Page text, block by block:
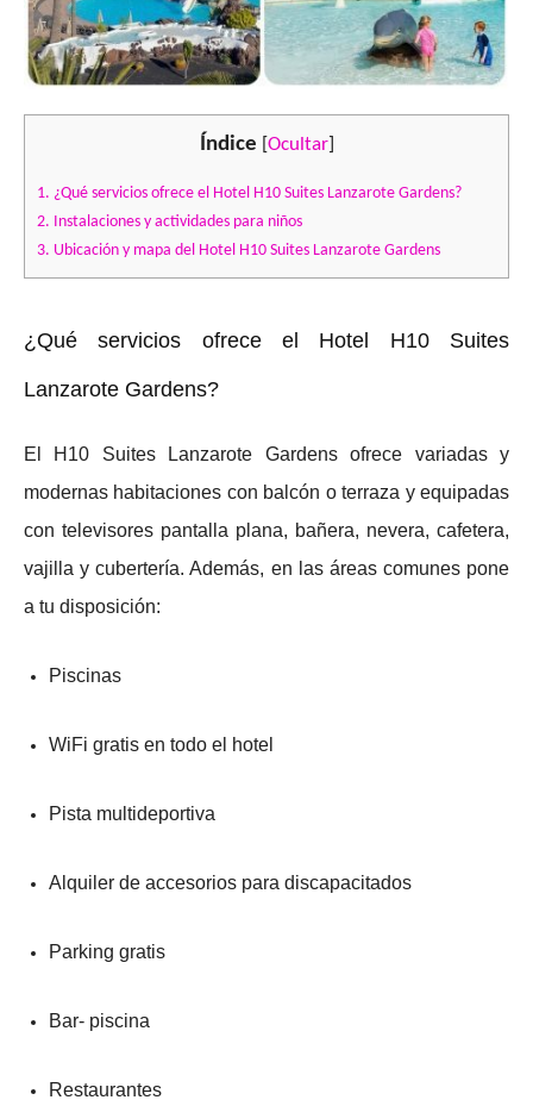
Índice [Ocultar]
1. ¿Qué servicios ofrece el Hotel H10 Suites Lanzarote Gardens?
2. Instalaciones y actividades para niños
3. Ubicación y mapa del Hotel H10 Suites Lanzarote Gardens
¿Qué servicios ofrece el Hotel H10 Suites
Lanzarote Gardens?
El H10 Suites Lanzarote Gardens ofrece variadas y
modernas habitaciones con balcón o terraza y equipadas
con televisores pantalla plana, bañera, nevera, cafetera,
vajilla y cubertería. Además, en las áreas comunes pone
a tu disposición:
Piscinas
WiFi gratis en todo el hotel
Pista multideportiva
Alquiler de accesorios para discapacitados
Parking gratis
Bar- piscina
Restaurantes